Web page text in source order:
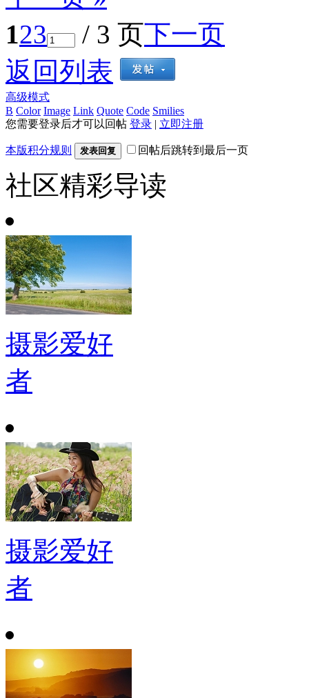
123 / 3 页下一页
返回列表
高级模式
B Color Image Link Quote Code Smilies
您需要登录后才可以回帖 登录 | 立即注册
本版积分规则 发表回复 回帖后跳转到最后一页
社区精彩导读
摄影爱好
者
摄影爱好
者